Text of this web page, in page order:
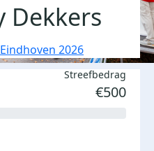
Dekkers
2026
Streefbedrag
€500